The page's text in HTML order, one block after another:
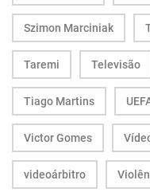
Szimon Marciniak
Taremi Televisão
Tiago Martins
Victor Gomes
videoárbitro